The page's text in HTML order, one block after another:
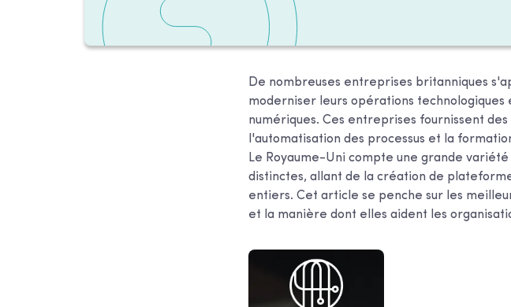
De nombreuses entreprises britanniques
moderniser leurs opérations
numériques. Ces entreprises fournissent
l'automatisation des processus et la
Le Royaume-Uni compte une grande
distinctes, allant de la création de
entiers. Cet article se penche sur les
et la manière dont elles aident les